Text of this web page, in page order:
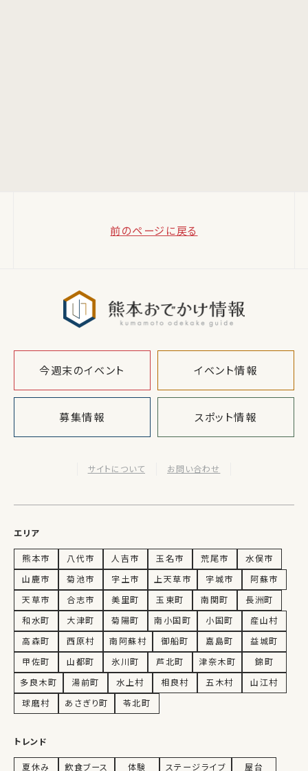
前のページに戻る
今週末のイベント イベント情報
募集情報 スポット情報
サイトについて お問い合わせ
エリア
熊本市 八代市 人吉市 玉名市 荒尾市
水俣市
山鹿市
菊池市 宇土市 上天草市 宇城市
阿蘇市
天草市
合志市 美里町 玉東町 南関町
長洲町
和水町
大津町 菊陽町 南小国町 小国町
産山村
高森町
西原村 南阿蘇村 御船町 嘉島町
益城町
甲佐町
山都町 氷川町 芦北町 津奈木町
錦町
多良木町
湯前町 水上村 相良村 五木村
山江村
球磨村
あさぎり町 苓北町
トレンド
夏休み 飲食ブース 体験 ステージライブ 屋台